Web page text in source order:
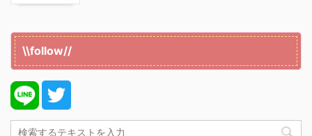
\\follow//